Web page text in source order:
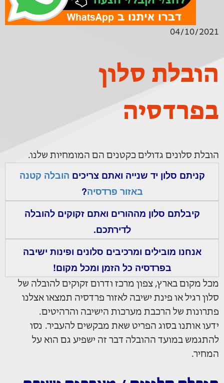
04/10/2021
הובלת סלון
בפרדסיה
הובלת סלונים גדולים כקטנים הם המומחיות שלנו.
קניתם סלון יד שנייה ואתם צריכים הובלה קטנה
באזור פרדסיה?
קיבלתם סלון מההורים ואתם זקוקים להובלה
לדירתכם.
אנחנו מובילים ומרכיבים סלונים ופינות ישיבה
בפרדסיה כל הזמן ומכל מקום!
מכל מקום בארץ, צפון מרכז ודרום זקוקים להובלה של
סלון רגיל או פינת ישיבה לאזור פרדסיה תמצאו אצלנו
פתרונות של הרכבת מערכות הישיבה והרהיטים.
ידעו אותנו בסוג הפריט שאת מבקשים להעביר. נסו
להתגמש במועד ההובלה דבר זה ישפיע גם הוא על
המחיר.